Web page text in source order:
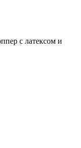
с латексом и